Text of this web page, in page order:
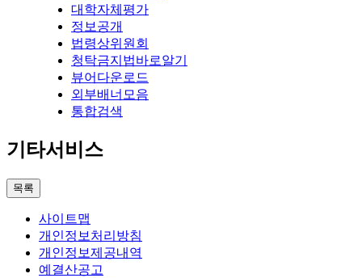
대학자체평가
정보공개
법령상위원회
청탁금지법바로알기
뷰어다운로드
외부배너모음
통합검색
기타서비스
목록
사이트맵
개인정보처리방침
개인정보제공내역
예결산공고